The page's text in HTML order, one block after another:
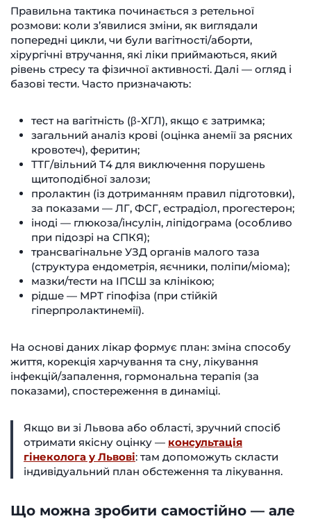
Правильна тактика починається з ретельної
розмови: коли з’явилися зміни, як виглядали
попередні цикли, чи були вагітності/аборти,
хірургічні втручання, які ліки приймаються, який
рівень стресу та фізичної активності. Далі — огляд і
базові тести. Часто призначають:
тест на вагітність (β-ХГЛ), якщо є затримка;
загальний аналіз крові (оцінка анемії за рясних
кровотеч), феритин;
ТТГ/вільний Т4 для виключення порушень
щитоподібної залози;
пролактин (із дотриманням правил підготовки),
за показами — ЛГ, ФСГ, естрадіол, прогестерон;
іноді — глюкоза/інсулін, ліпідограма (особливо
при підозрі на СПКЯ);
трансвагінальне УЗД органів малого таза
(структура ендометрія, яєчники, поліпи/міома);
мазки/тести на ІПСШ за клінікою;
рідше — МРТ гіпофіза (при стійкій
гіперпролактинемії).
На основі даних лікар формує план: зміна способу
життя, корекція харчування та сну, лікування
інфекцій/запалення, гормональна терапія (за
показами), спостереження в динаміці.
Якщо ви зі Львова або області, зручний спосіб
отримати якісну оцінку — консультація
гінеколога у Львові: там допоможуть скласти
індивідуальний план обстеження та лікування.
Що можна зробити самостійно — але